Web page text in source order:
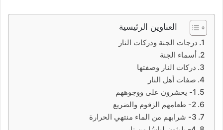
العناوين الرئيسية
درجات الجنة ودركات النار
أسماء الجنة
دركات النار وصفتها
صفات أهل النار
1- يحشرون على ووجوههم
2- طعامهم الزقوم والضريع
3- شرابهم من الماء منتهي الحرارة